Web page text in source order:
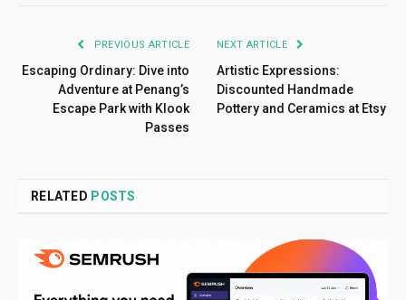
PREVIOUS ARTICLE
Escaping Ordinary: Dive into
Adventure at Penang’s
Escape Park with Klook
Passes
NEXT ARTICLE
Artistic Expressions:
Discounted Handmade
Pottery and Ceramics at Etsy
RELATED POSTS